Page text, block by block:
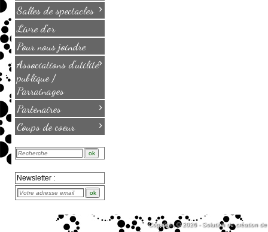
Salles de spectacles ›
Livre d'or
Pour nous joindre
Associations d'utilité
publique /
Parrainages
›
Partenaires ›
Coups de coeur ›
Newsletter :
Copyright © 2026 - Solution de création